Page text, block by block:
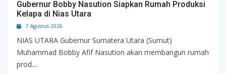
Gubernur Bobby Nasution Siapkan Rumah Produksi
Kelapa di Nias Utara
7 Agustus 2026
NIAS UTARA Gubernur Sumatera Utara (Sumut)
Muhammad Bobby Afif Nasution akan membangun rumah
prod....